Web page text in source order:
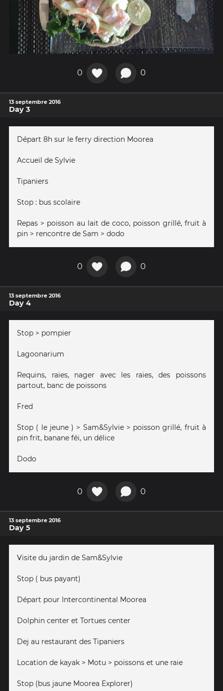
0 0
13 septembre 2016
Day 3
Départ 8h sur le ferry direction Moorea
Accueil de Sylvie
Tipaniers
Stop : bus scolaire
Repas > poisson au lait de coco, poisson grillé, fruit à
pin > rencontre de Sam > dodo
0 0
13 septembre 2016
Day 4
Stop > pompier
Lagoonarium
Requins, raies, nager avec les raies, des poissons
partout, banc de poissons
Fred
Stop ( le jeune ) > Sam&Sylvie > poisson grillé, fruit à
pin frit, banane féi, un délice
Dodo
0 0
13 septembre 2016
Day 5
Visite du jardin de Sam&Sylvie
Stop ( bus payant)
Départ pour Intercontinental Moorea
Dolphin center et Tortues center
Dej au restaurant des Tipaniers
Location de kayak > Motu > poissons et une raie
Stop (bus jaune Moorea Explorer)